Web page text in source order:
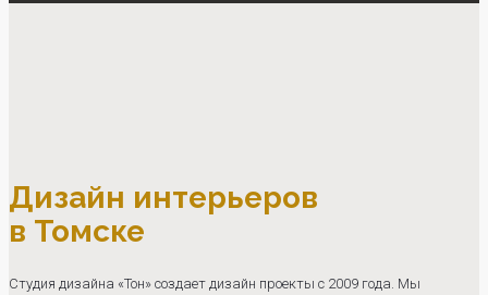
Дизайн интерьеров
в Томске
Студия дизайна «Тон» создает дизайн проекты с 2009 года. Мы